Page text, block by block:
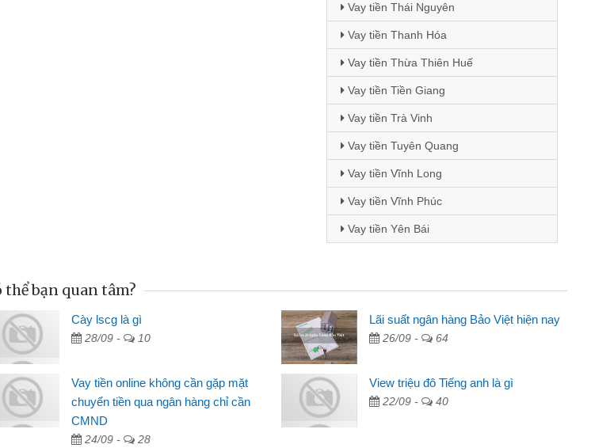
Vay tiền Thái Nguyên
Vay tiền Thanh Hóa
Vay tiền Thừa Thiên Huế
Vay tiền Tiền Giang
Vay tiền Trà Vinh
Vay tiền Tuyên Quang
Vay tiền Vĩnh Long
Vay tiền Vĩnh Phúc
Vay tiền Yên Bái
xe wave
online
thiệu cho bạn
Mai Lan - Sinh viên
Tôi biết đến thông qua quảng cáo trên facebook. Tôi là
sinh viên nên cần đóng tiền nhà, sinh nhật bạn bè, mà đọc
thấy thủ tục nhanh gọn nên tôi quyết định vay
Lâm Minh Chánh
thể bạn quan tâm?
Cày lscg là gì
28/09 - 10
Lãi suất ngân hàng Bảo Việt hiện nay
26/09 - 64
Vay tiền online không cần gặp mặt
chuyển tiền qua ngân hàng chỉ cần
CMND
24/09 - 28
View triệu đô Tiếng anh là gì
22/09 - 40